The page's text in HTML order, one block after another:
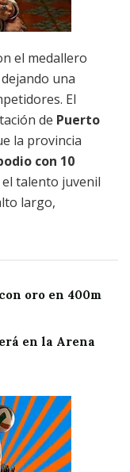
el medallero
dejando una
El
de Puerto
la provincia
con 10
talento juvenil
largo,
oro en 400m
en la Arena